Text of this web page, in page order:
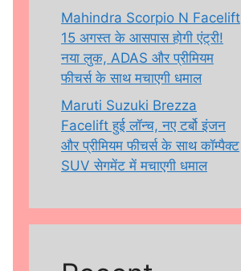
Mahindra Scorpio N Facelift
15 अगस्त के आसपास होगी एंट्री!
नया लुक, ADAS और प्रीमियम
फीचर्स के साथ मचाएगी धमाल
Maruti Suzuki Brezza
Facelift हुई लॉन्च, नए टर्बो इंजन
और प्रीमियम फीचर्स के साथ कॉम्पैक्ट
SUV सेगमेंट में मचाएगी धमाल